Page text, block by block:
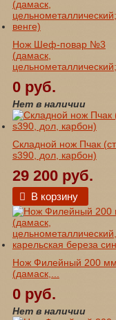
Нож Шеф-повар №3
(дамаск,
0 руб.
Нет в наличии
Складной нож Пчак
s390, дол, карбон)
29 200 руб.
В корзину
Нож Филейный 200 мм
(дамаск,...
0 руб.
Нет в наличии